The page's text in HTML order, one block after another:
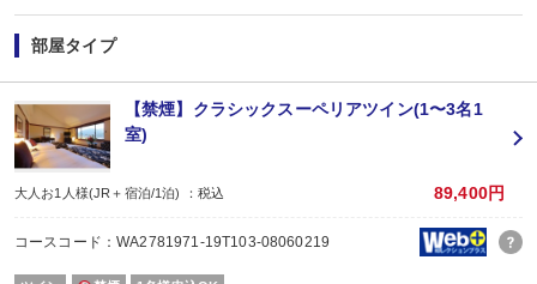
・記念日(誕生日・結婚記念日・ハネムーン)のお客様に、
夕食時のデザートを記念日バージョンにアレンジしてご用意(要事前予約)
※記念日の前後30日間が適応です。証明できるものをお持ちください。
※ご希望の場合は、予約条件入力の画面で該当の記念日内容をお選びくださ
※1名様1室でご利用の場合、誕生日以外は適用できません。
【ご案内】
■最終チェックインは20:00となります。
■お部屋は正ベッド2台＋エキストラベッド1台となります。
■2名1室ご利用の場合、
おとな1名＋こども1名ご利用でも、お子様はこども代金でOK♪
部屋タイプ
【禁煙】クラシックスーペリアツイン(1〜3名1
室)
大人お1人様(JR＋宿泊/1泊) ：税込 89,400円
コースコード：WA2781971-19T103-08060219